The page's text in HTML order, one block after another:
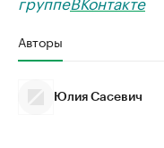
Авторы
Юлия Сасевич